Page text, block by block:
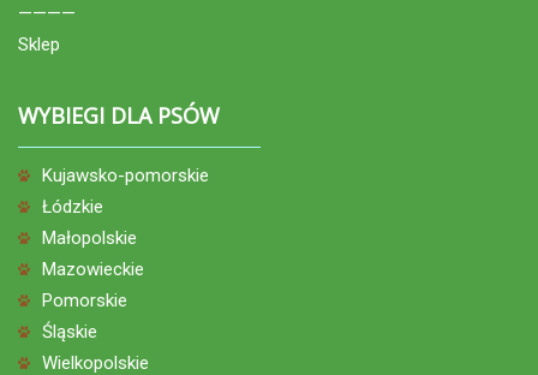
————
Sklep
WYBIEGI DLA PSÓW
Kujawsko-pomorskie
Łódzkie
Małopolskie
Mazowieckie
Pomorskie
Śląskie
Wielkopolskie